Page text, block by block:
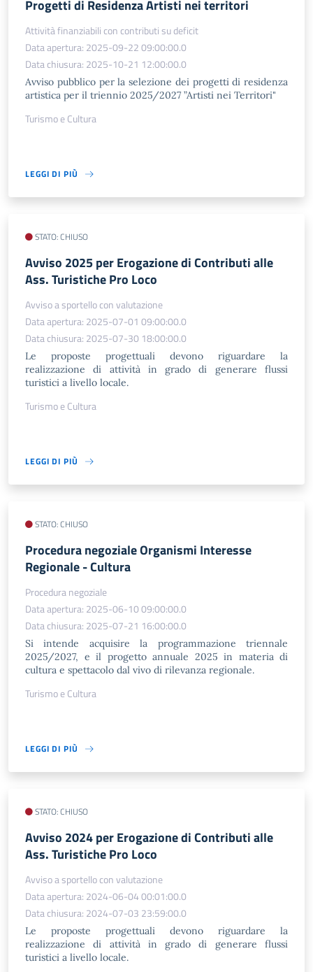
Progetti di Residenza Artisti nei territori
Attività finanziabili con contributi su deficit
Data apertura: 2025-09-22 09:00:00.0
Data chiusura: 2025-10-21 12:00:00.0
Avviso pubblico per la selezione dei progetti di residenza
artistica per il triennio 2025/2027 ”Artisti nei Territori"
Turismo e Cultura
LEGGI DI PIÙ
STATO: CHIUSO
Avviso 2025 per Erogazione di Contributi alle
Ass. Turistiche Pro Loco
Avviso a sportello con valutazione
Data apertura: 2025-07-01 09:00:00.0
Data chiusura: 2025-07-30 18:00:00.0
Le proposte progettuali devono riguardare la
realizzazione di attività in grado di generare flussi
turistici a livello locale.
Turismo e Cultura
LEGGI DI PIÙ
STATO: CHIUSO
Procedura negoziale Organismi Interesse
Regionale - Cultura
Procedura negoziale
Data apertura: 2025-06-10 09:00:00.0
Data chiusura: 2025-07-21 16:00:00.0
Si intende acquisire la programmazione triennale
2025/2027, e il progetto annuale 2025 in materia di
cultura e spettacolo dal vivo di rilevanza regionale.
Turismo e Cultura
LEGGI DI PIÙ
STATO: CHIUSO
Avviso 2024 per Erogazione di Contributi alle
Ass. Turistiche Pro Loco
Avviso a sportello con valutazione
Data apertura: 2024-06-04 00:01:00.0
Data chiusura: 2024-07-03 23:59:00.0
Le proposte progettuali devono riguardare la
realizzazione di attività in grado di generare flussi
turistici a livello locale.